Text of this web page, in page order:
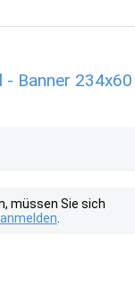
Banner 234x60
müssen Sie sich